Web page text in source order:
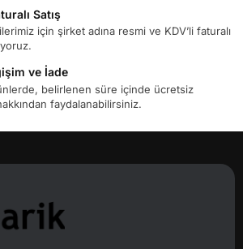
Satış
için şirket adına resmi ve KDV’li faturalı
ve İade
belirlenen süre içinde ücretsiz
faydalanabilirsiniz.